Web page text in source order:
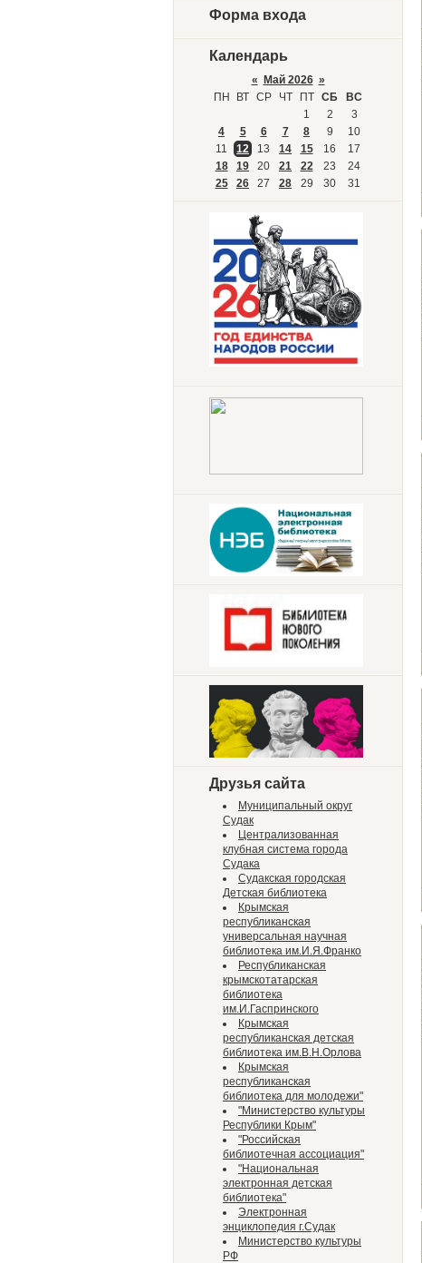
Форма входа
Календарь
« Май 2026 »
ПН
ВТ СР ЧТ ПТ СБ
ВС
1
2
3
4
5 6 7 8 9
10
11
12 13 14 15 16
17
18
19 20 21 22 23
24
25
26 27 28 29 30 31
Друзья сайта
Муниципальный округ
Судак
Централизованная
клубная система города
Судака
Судакская городская
Детская библиотека
Крымская
республиканская
универсальная научная
библиотека им.И.Я.Франко
Республиканская
крымскотатарская
библиотека
им.И.Гаспринского
Крымская
республиканская детская
библиотека им.В.Н.Орлова
Крымская
республиканская
библиотека для молодежи"
"Министерство культуры
Республики Крым"
"Российская
библиотечная ассоциация"
"Национальная
электронная детская
библиотека"
Электронная
энциклопедия г.Судак
Министерство культуры
РФ